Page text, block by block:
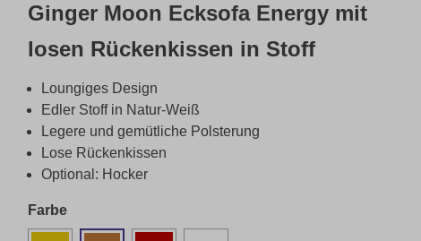
Ginger Moon Ecksofa Energy mit
losen Rückenkissen in Stoff
Loungiges Design
Edler Stoff in Natur-Weiß
Legere und gemütliche Polsterung
Lose Rückenkissen
Optional: Hocker
Farbe